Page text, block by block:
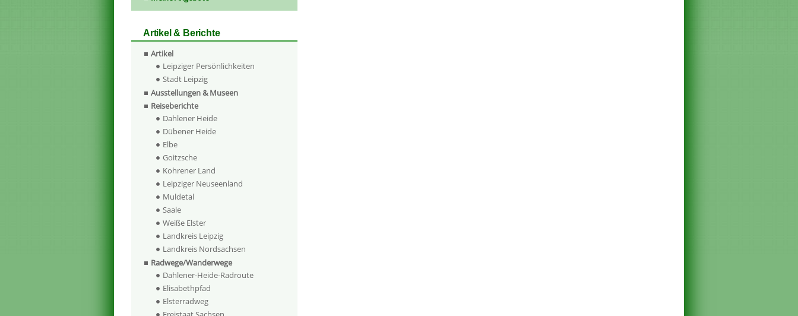
Artikel & Berichte
Artikel
Leipziger Persönlichkeiten
Stadt Leipzig
Ausstellungen & Museen
Reiseberichte
Dahlener Heide
Dübener Heide
Elbe
Goitzsche
Kohrener Land
Leipziger Neuseenland
Muldetal
Saale
Weiße Elster
Landkreis Leipzig
Landkreis Nordsachsen
Radwege/Wanderwege
Dahlener-Heide-Radroute
Elisabethpfad
Elsterradweg